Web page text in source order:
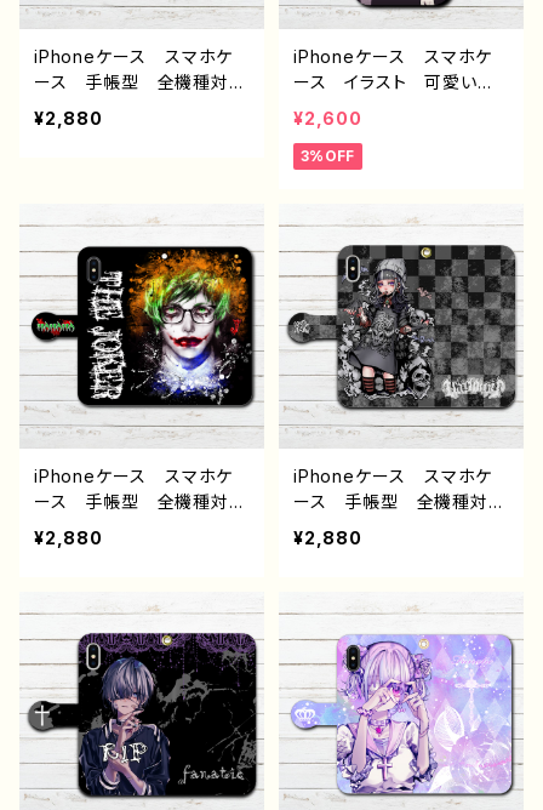
ー クリエイター 絵師
オリジナル デザイン グッ
ズ タイトル：ドロシー patt
ern3 作：nero
iPhoneケース スマホケ
ース 手帳型 全機種対
応 イラスト 可愛い女の
子 かわいい おしゃれ
11 AQUOS sense 4 5 6
Xperia Googlepixel
Galaxy Android ア
ンドロイド ケース 個性
的 おすすめ 黒髪 ボブ
ヘア ショートカット フー
ド 人気 イラストレータ
ー 絵師 クリエイター
オリジナル デザイン グッ
ズ タイトル：おはよう
作：みふる
¥2,880
iPhoneケース スマホケ
ース イラスト 可愛い女
の子 エモい おしゃれ
服 病みかわいい メンヘ
ラ ヤンデレ iPhone15/1
イド ケース おすすめ
個性的 銀髪 ツインテー
ル 生足 人気 イラスト
レーター 絵師 クリエイ
ター オリジナル デザイ
ン グッズ タイトル：つる
せ pattern22 作：つる
せ E-4
¥2,600
3%OFF
iPhoneケース スマホケ
ース 手帳型 全機種対
応 イラスト 男性 かっ
こいい イケメン クー
み メンヘラ ヤンデレ
ホラー 高校生 男子 iP
hone17/16/15/14/13 AQ
UOS Xperia Googlep
ixel Android アンドロ
イド ケース 個性的 お
すすめ メンズ メガネ
人気 イラストレーター
¥2,880
iPhoneケース スマホケ
ース 手帳型 全機種対
応 イラスト 可愛い 男
の子娘 おしゃれ服 エモ
ズ 高校生 男子 iPh
OS Xperia Googlepix
el Galaxy Android
アンドロイド ケース 黒
髪 銀髪 タバコ ワンピ
ース ピアス タトゥー
タイツ 絶対領域 個性
¥2,880